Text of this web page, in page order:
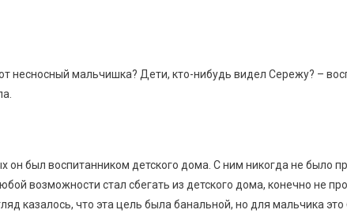
несносный мальчишка? Дети, кто-нибудь видел Сережу? –
он был воспитанником детского дома. С ним никогда не было
возможности стал сбегать из детского дома, конечно не
казалось, что эта цель была банальной, но для мальчика